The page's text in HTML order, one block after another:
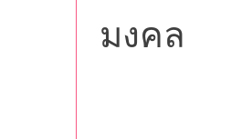
มงคล